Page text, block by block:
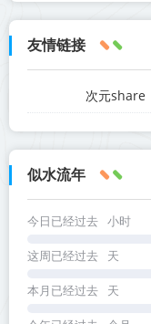
友情链接
次元share
似水流年
今日已经过去 小时
这周已经过去 天
本月已经过去 天